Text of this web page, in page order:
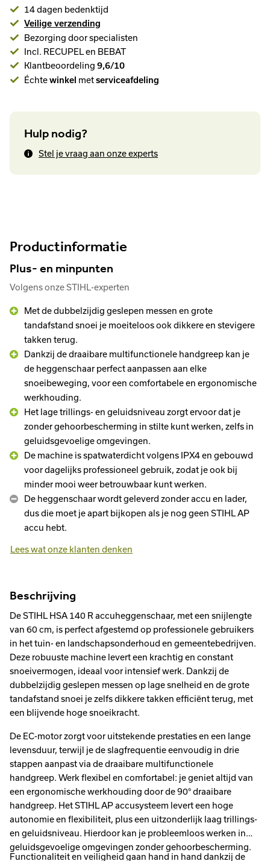
14 dagen bedenktijd
Veilige verzending
Bezorging door specialisten
Incl. RECUPEL en BEBAT
Klantbeoordeling 9,6/10
Échtewinkel metserviceafdeling
Hulp nodig?
Stel je vraag aan onze experts
Productinformatie
Plus- en minpunten
Volgens onze STIHL-experten
Met de dubbelzijdig geslepen messen en grote
tandafstand snoei je moeiteloos ook dikkere en stevigere
takken terug.
Dankzij de draaibare multifunctionele handgreep kan je
de heggenschaar perfect aanpassen aan elke
snoeibeweging, voor een comfortabele en ergonomische
werkhouding.
Het lage trillings- en geluidsniveau zorgt ervoor dat je
zonder gehoorbescherming in stilte kunt werken, zelfs in
geluidsgevoelige omgevingen.
De machine is spatwaterdicht volgens IPX4 en gebouwd
voor dagelijks professioneel gebruik, zodat je ook bij
minder mooi weer betrouwbaar kunt werken.
De heggenschaar wordt geleverd zonder accu en lader,
dus die moet je apart bijkopen als je nog geen STIHL AP
accu hebt.
Lees wat onze klanten denken
Beschrijving
De STIHL HSA 140 R accuheggenschaar, met een snijlengte
van 60 cm, is perfect afgestemd op professionele gebruikers
in het tuin- en landschapsonderhoud en gemeentebedrijven.
Deze robuuste machine levert een krachtig en constant
snoeivermogen, ideaal voor intensief werk. Dankzij de
dubbelzijdig geslepen messen op lage snelheid en de grote
tandafstand snoei je zelfs dikkere takken efficiënt terug, met
een blijvende hoge snoeikracht.
De EC-motor zorgt voor uitstekende prestaties en een lange
levensduur, terwijl je de slagfrequentie eenvoudig in drie
stappen aanpast via de draaibare multifunctionele
handgreep. Werk flexibel en comfortabel: je geniet altijd van
een ergonomische werkhouding door de 90° draaibare
handgreep. Het STIHL AP accusysteem levert een hoge
autonomie en flexibiliteit, plus een uitzonderlijk laag trillings-
en geluidsniveau. Hierdoor kan je probleemloos werken in
geluidsgevoelige omgevingen zonder gehoorbescherming.
Functionaliteit en veiligheid gaan hand in hand dankzij de